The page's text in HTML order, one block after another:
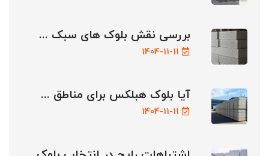
بررسی نقش بلوک های سبک ...
1404-11-11
آیا بلوک هبلکس برای مناطق ...
1404-11-11